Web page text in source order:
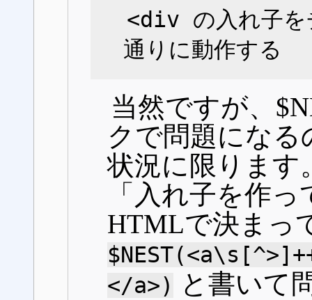
<div の入れ子を
通りに動作する
当然ですが、
クで問題にな
状況に限ります
「入れ子を作
HTMLで決まっ
</a>)
と書いて